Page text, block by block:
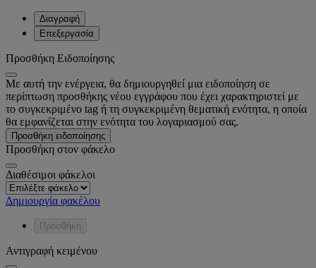
Διαγραφή
Επεξεργασία
Προσθήκη Ειδοποίησης
Με αυτή την ενέργεια, θα δημιουργηθεί μια ειδοποίηση σε
περίπτωση προσθήκης νέου εγγράφου που έχει χαρακτηριστεί με
το συγκεκριμένο tag ή τη συγκεκριμένη θεματική ενότητα, η οποία
θα εμφανίζεται στην ενότητα του λογαριασμού σας.
Προσθήκη ειδοποίησης
Προσθήκη στον φάκελο
Διαθέσιμοι φάκελοι
Δημιουργία φακέλου
Προσθήκη
Αντιγραφή κειμένου